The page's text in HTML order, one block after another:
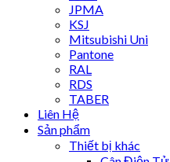
JPMA
KSJ
Mitsubishi Uni
Pantone
RAL
RDS
TABER
Liên Hệ
Sản phẩm
Thiết bị khác